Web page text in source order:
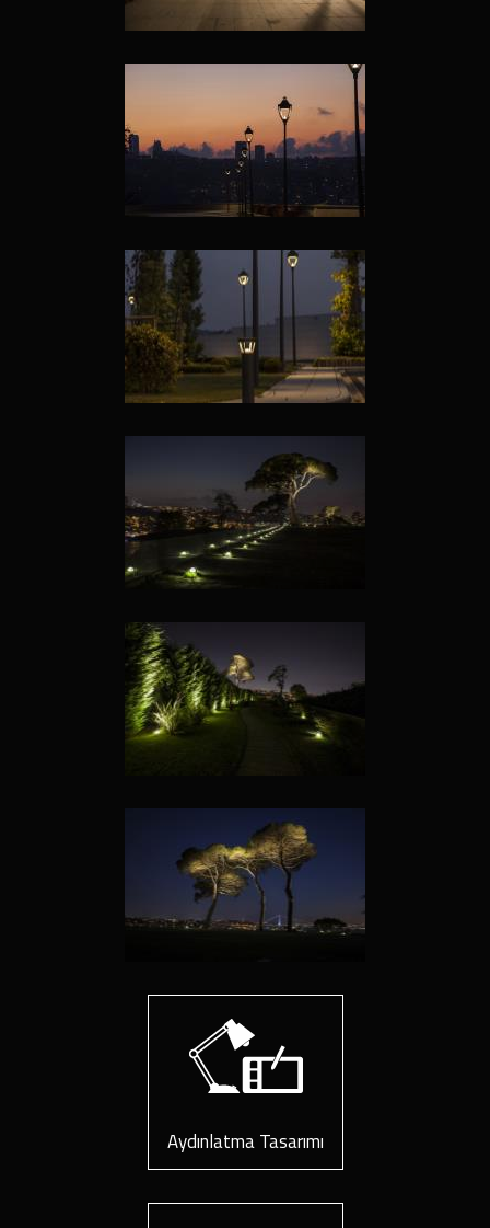
Aydınlatma Tasarımı